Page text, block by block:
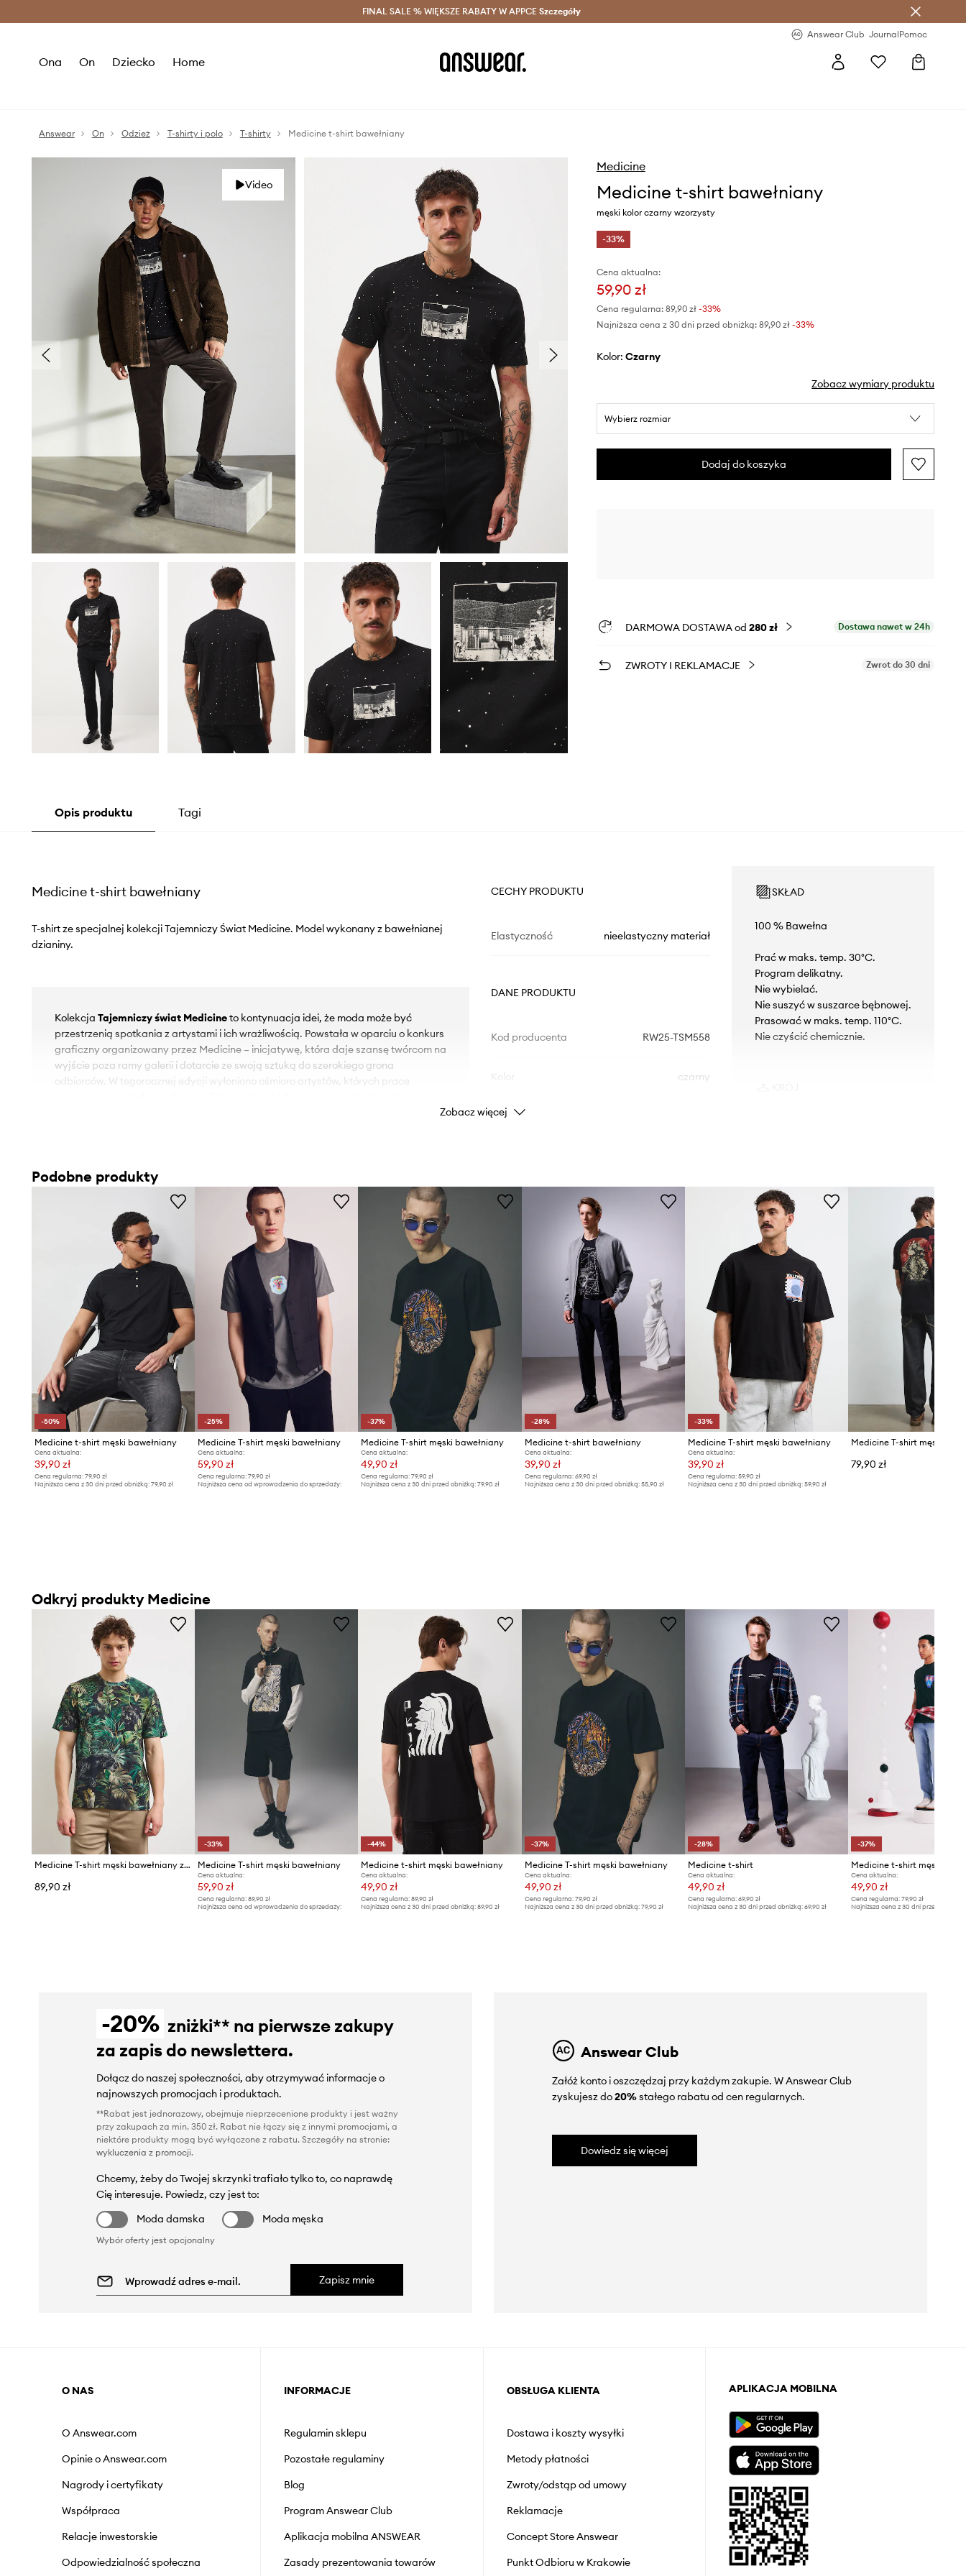
Oszczędzaj z Answear Club > Dostawa nawet w 24h >
FINAL SALE % WIĘKSZE RABATY W APPCE Szczegóły
Answear Club JournalPomoc
Ona On Dziecko Home
Answear On Odzież T-shirty i polo T-shirty Medicine t-shirt bawełniany
Video
Medicine
Medicine t-shirt bawełniany
męski kolor czarny wzorzysty
-33%
Cena aktualna:
59,90 zł
Cena regularna: 89,90 zł-33%
Najniższa cena z 30 dni przed obniżką: 89,90 zł -33%
Kolor: czarny
Zobacz wymiary produktu
Wybierz rozmiar
Dodaj do koszyka
DARMOWA DOSTAWA od 280 zł Dostawa nawet w 24h
ZWROTY I REKLAMACJE Zwrot do 30 dni
Opis produktu Tagi
Medicine t-shirt bawełniany
T-shirt ze specjalnej kolekcji Tajemniczy Świat Medicine. Model wykonany z bawełnianej
dzianiny.
Kolekcja Tajemniczy świat Medicineto kontynuacja idei, że moda może być
przestrzenią spotkania z artystami i ich wrażliwością. Powstała w oparciu o konkurs
graficzny organizowany przez Medicine – inicjatywę, która daje szansę twórcom na
wyjście poza ramy galerii i dotarcie ze swoją sztuką do szerokiego grona
odbiorców. W tegorocznej edycji wyłoniono ośmioro artystów, których prace
łączącym odbiorców z nowymi zjawiskami w sztuce.
Piotr Depta-Kleśta
– laureat 3. miejsca w konkursie
„Tajemniczy Świat Medicine” zorganizowanym we wrześniu 2024 roku.
- Fason regular.
- Krótki rękaw.
- Okrągły dekolt.
- Wzorzysta dzianina.
- Rozmieszczenie wzoru może różnić się na każdej sztuce produktu.
- Długość: 71 cm.
- Szerokość w klatce piersiowej: 53,5 cm.
- Wymiary podane dla rozmiaru: M.
CECHY PRODUKTU
Elastyczność nieelastyczny materiał
DANE PRODUKTU
Kod producenta RW25-TSM558
czarny
Marka
ID Produktu
SKŁAD
100 % Bawełna
Prać w maks. temp. 30°C.
Program delikatny.
Nie wybielać.
Nie suszyć w suszarce bębnowej.
Prasować w maks. temp. 110°C.
Nie czyścić chemicznie.
Zobacz więcej
Podobne produkty
-50%
Medicine t-shirt męski bawełniany
Cena aktualna:
39,90 zł
Cena regularna: 79,90 zł
Najniższa cena z 30 dni przed obniżką: 79,90 zł
-25%
Medicine T-shirt męski bawełniany
Cena aktualna:
59,90 zł
Cena regularna:79,90 zł
Najniższa cena od wprowadzenia do sprzedaży:
-37%
Medicine T-shirt męski bawełniany
Cena aktualna:
49,90 zł
Cena regularna: 79,90 zł
Najniższa cena z 30 dni przed obniżką: 79,90 zł
-28%
Medicine t-shirt bawełniany
Cena aktualna:
39,90 zł
Cena regularna: 69,90 zł
Najniższa cena z 30 dni przed obniżką: 55,90 zł
-33%
Medicine T-shirt męski bawełniany
Cena aktualna:
39,90 zł
Cena regularna:59,90 zł
Najniższa cena z 30 dni przed obniżką:59,90 zł
Medicine T-shirt męski
79,90 zł
Odkryj produkty Medicine
Medicine T-shirt męski bawełniany z elastanem
89,90 zł
-33%
Medicine T-shirt męski bawełniany
Cena aktualna:
59,90 zł
Cena regularna:89,90 zł
Najniższa cena od wprowadzenia do sprzedaży:
-44%
Medicine t-shirt męski bawełniany
Cena aktualna:
49,90 zł
Cena regularna: 89,90 zł
Najniższa cena z 30 dni przed obniżką: 89,90 zł
-37%
Medicine T-shirt męski bawełniany
Cena aktualna:
49,90 zł
Cena regularna: 79,90 zł
Najniższa cena z 30 dni przed obniżką: 79,90 zł
-28%
Medicine t-shirt
Cena aktualna:
49,90 zł
Cena regularna:69,90 zł
Najniższa cena z 30 dni przed obniżką:69,90 zł
-37%
Medicine t-shirt męski
Cena aktualna:
49,90 zł
Cena regularna: 79,90 zł
Najniższa cena z 30 dni przed obniżką:
-20% zniżki** na pierwsze zakupy
za zapis do newslettera.
Dołącz do naszej społeczności, aby otrzymywać informacje o
najnowszych promocjach i produktach.
**Rabat jest jednorazowy, obejmuje nieprzecenione produkty i jest ważny
przy zakupach za min. 350 zł. Rabat nie łączy się z innymi promocjami, a
niektóre produkty mogą być wyłączone z rabatu. Szczegóły na stronie:
wykluczenia z promocji.
Chcemy, żeby do Twojej skrzynki trafiało tylko to, co naprawdę
Cię interesuje. Powiedz, czy jest to:
Moda damska
Moda męska
Wybór oferty jest opcjonalny
Zapisz mnie
Answear Club
Załóż konto i oszczędzaj przy każdym zakupie. W Answear Club
zyskujesz do20%stałego rabatu od cen regularnych.
Dowiedz się więcej
O NAS
O Answear.com
Opinie o Answear.com
Nagrody i certyfikaty
Współpraca
Relacje inwestorskie
Odpowiedzialność społeczna
INFORMACJE
Regulamin sklepu
Pozostałe regulaminy
Blog
Program Answear Club
Aplikacja mobilna ANSWEAR
Zasady prezentowania towarów
OBSŁUGA KLIENTA
Dostawa i koszty wysyłki
Metody płatności
Zwroty/odstąp od umowy
Reklamacje
Concept Store Answear
Punkt Odbioru w Krakowie
APLIKACJA MOBILNA